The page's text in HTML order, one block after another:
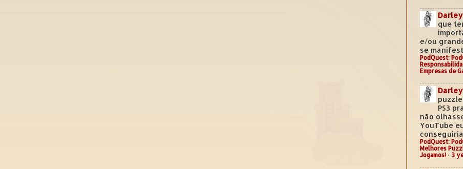
que
e/ou
se
PodQuest:
Empresas de
PS3
não
YouTube
PodQuest:
Melhores
Jogamos! · 3